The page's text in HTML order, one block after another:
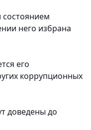
него избрана
его
коррупционных
доведены до